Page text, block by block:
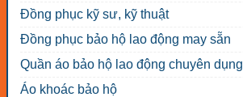
Đồng phục kỹ sư, kỹ thuật
Đồng phục bảo hộ lao động may sẵn
Quần áo bảo hộ lao động chuyên dụng
Áo khoác bảo hộ